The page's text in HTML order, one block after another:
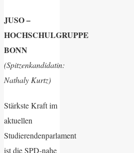
JUSO –
HOCHSCHULGRUPPE
BONN
(Spitzenkandidatin:
Nathaly Kurtz)
Stärkste Kraft im
aktuellen
Studierendenparlament
ist die SPD-nahe